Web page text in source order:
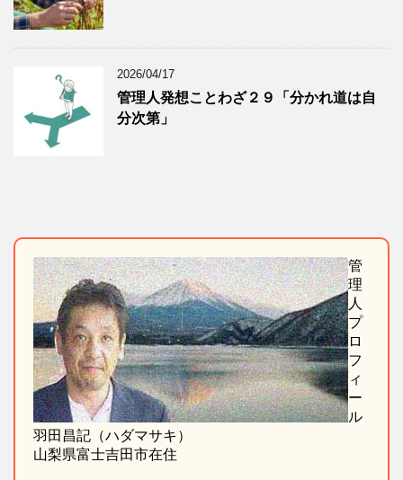
2026/04/17
管理人発想ことわざ２９「分かれ道は自
分次第」
管
理
人
プ
ロ
フ
ィ
ー
ル
羽田昌記（ハダマサキ）
山梨県富士吉田市在住